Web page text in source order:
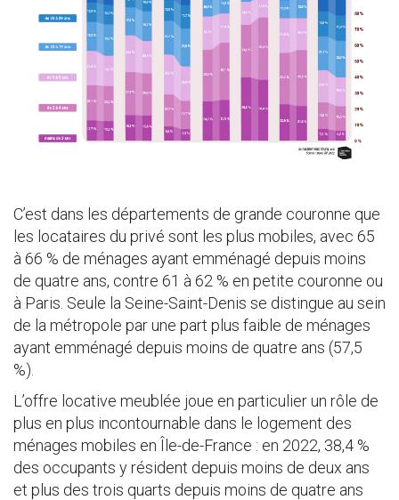
C’est dans les départements de grande couronne que
les locataires du privé sont les plus mobiles, avec 65
à 66 % de ménages ayant emménagé depuis moins
de quatre ans, contre 61 à 62 % en petite couronne ou
à Paris. Seule la Seine-Saint-Denis se distingue au sein
de la métropole par une part plus faible de ménages
ayant emménagé depuis moins de quatre ans (57,5
%).
L’offre locative meublée joue en particulier un rôle de
plus en plus incontournable dans le logement des
ménages mobiles en Île-de-France : en 2022, 38,4 %
des occupants y résident depuis moins de deux ans
et plus des trois quarts depuis moins de quatre ans